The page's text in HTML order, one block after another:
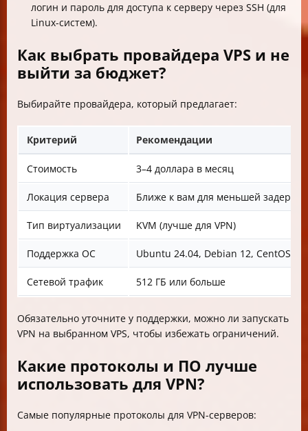
логин и пароль для доступа к серверу через SSH (для
Linux-систем).
Как выбрать провайдера VPS и не
выйти за бюджет?
Выбирайте провайдера, который предлагает:
Критерий Рекомендации
Стоимость 3–4 доллара в месяц
Локация сервера Ближе к вам для меньшей задержки
Тип виртуализации KVM (лучше для VPN)
Поддержка ОС Ubuntu 24.04, Debian 12, CentOS 8
Сетевой трафик 512 ГБ или больше
Обязательно уточните у поддержки, можно ли запускать
VPN на выбранном VPS, чтобы избежать ограничений.
Какие протоколы и ПО лучше
использовать для VPN?
Самые популярные протоколы для VPN-серверов: